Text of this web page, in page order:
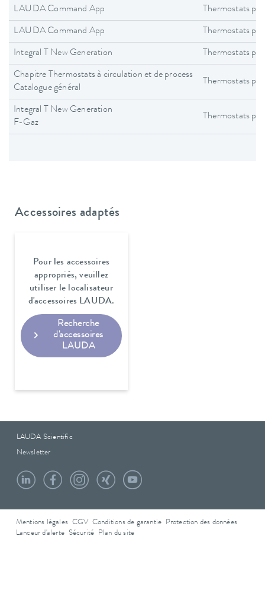
LAUDA Command App Thermostats
LAUDA Command App Thermostats
Integral T New Generation Thermostats
Chapitre Thermostats à circulation et de process
Catalogue général
Thermostats
Integral T New Generation
F-Gaz
Thermostats
Accessoires adaptés
Pour les accessoires
appropriés, veuillez
utiliser le localisateur
d'accessoires LAUDA.
Recherche
d'accessoires
LAUDA
LAUDA Scientific
Newsletter
Mentions légales CGV Conditions de garantie
Protection des données
Lanceur d'alerte Sécurité Plan du site